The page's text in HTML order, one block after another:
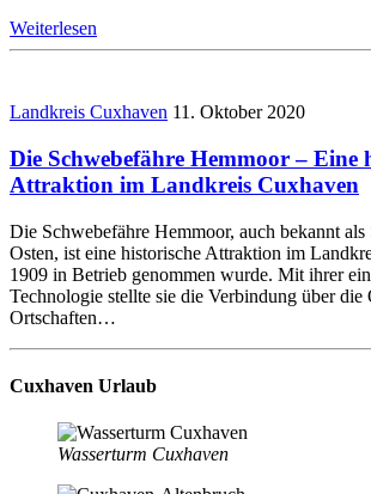
Weiterlesen
Landkreis Cuxhaven 11. Oktober 2020
Die Schwebefähre Hemmoor – Eine
Attraktion im Landkreis Cuxhaven
Die Schwebefähre Hemmoor, auch bekannt als
Osten, ist eine historische Attraktion im
1909 in Betrieb genommen wurde. Mit ihrer
Technologie stellte sie die Verbindung über die
Ortschaften…
Cuxhaven Urlaub
Wasserturm Cuxhaven